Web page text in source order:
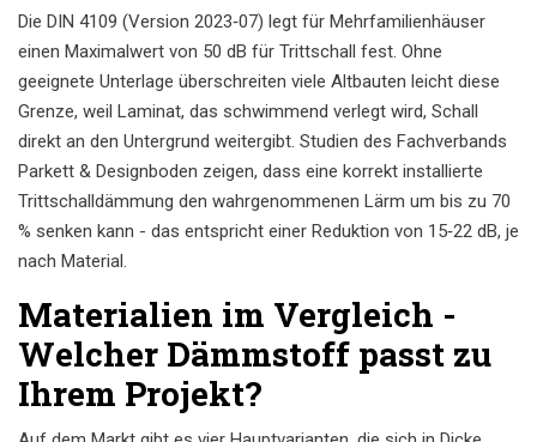
Die DIN 4109 (Version 2023‑07) legt für Mehrfamilienhäuser
einen Maximalwert von 50 dB für Trittschall fest. Ohne
geeignete Unterlage überschreiten viele Altbauten leicht diese
Grenze, weil Laminat, das schwimmend verlegt wird, Schall
direkt an den Untergrund weitergibt. Studien des Fachverbands
Parkett & Designboden zeigen, dass eine korrekt installierte
Trittschalldämmung den wahrgenommenen Lärm um bis zu 70
% senken kann - das entspricht einer Reduktion von 15‑22 dB, je
nach Material.
Materialien im Vergleich -
Welcher Dämmstoff passt zu
Ihrem Projekt?